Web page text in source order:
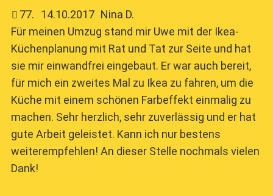
77. 14.10.2017 Nina D.
Für meinen Umzug stand mir Uwe mit der Ikea-
Küchenplanung mit Rat und Tat zur Seite und hat
sie mir einwandfrei eingebaut. Er war auch bereit,
für mich ein zweites Mal zu Ikea zu fahren, um die
Küche mit einem schönen Farbeffekt einmalig zu
machen. Sehr herzlich, sehr zuverlässig und er hat
gute Arbeit geleistet. Kann ich nur bestens
weiterempfehlen! An dieser Stelle nochmals vielen
Dank!